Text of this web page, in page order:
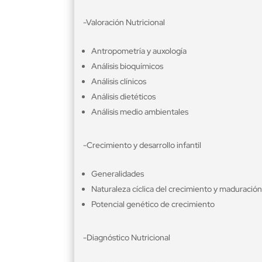
-Valoración Nutricional
Antropometría y auxología
Análisis bioquímicos
Análisis clínicos
Análisis dietéticos
Análisis medio ambientales
-Crecimiento y desarrollo infantil
Generalidades
Naturaleza cíclica del crecimiento y
Potencial genético de crecimiento
-Diagnóstico Nutricional